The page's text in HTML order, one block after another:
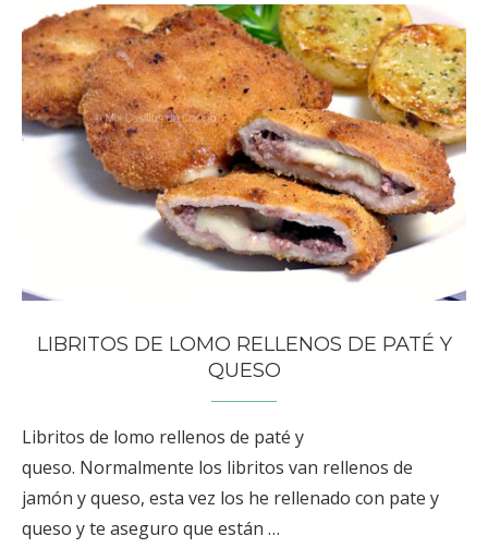
LIBRITOS DE LOMO RELLENOS DE PATÉ Y
QUESO
Libritos de lomo rellenos de paté y
queso. Normalmente los libritos van rellenos de
jamón y queso, esta vez los he rellenado con pate y
queso y te aseguro que están …